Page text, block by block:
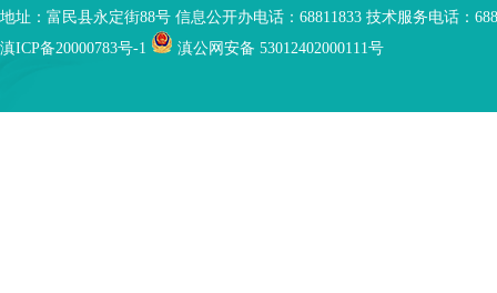
地址：富民县永定街88号 信息公开办电话：68811833 技术服务电话：
滇ICP备20000783号-1
滇公网安备 53012402000111号